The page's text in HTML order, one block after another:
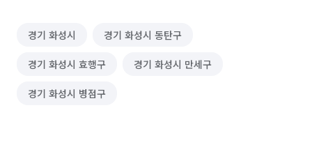
경기 화성시 경기 화성시 동탄구
경기 화성시 효행구 경기 화성시 만세구
경기 화성시 병점구